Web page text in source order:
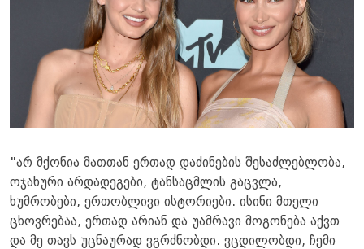
"არ მქონია მათთან ერთად დაძინების შესაძლებლობა,
ოჯახური არდადეგები, ტანსაცმლის გაცვლა,
ხუმრობები, ერთობლივი ისტორიები. ისინი მთელი
ცხოვრებაა, ერთად არიან და უამრავი მოგონება აქვთ
და მე თავს უცნაურად ვგრძნობდი. ვცდილობდი, ჩემი